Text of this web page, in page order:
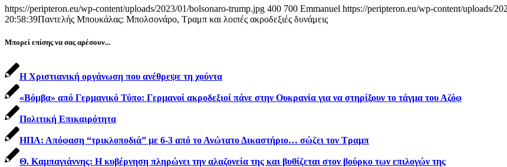
https://peripteron.eu/wp-content/uploads/2023/01/bolsonaro-trump.jpg 400 700 Emmanuel https://peripteron.eu/wp-content/uploads/
20:58:39Παντελής Μπουκάλας: Μπολσονάρο, Τραμπ και λοιπές ακροδεξιές δυνάμεις
Μπορεί επίσης να σας αρέσουν...
Η Χριστιανική οργάνωση που ανέθρεψε τη χούντα
«Βόμβα» από Γερμανικό Τύπο: Γερμανοί ακροδεξιοί πάνε στην Ουκρανία για να στηρίξουν το τάγμα του Αζόφ
Πολιτική Επικαιρότητα
ΗΠΑ: Απόφαση “τρικλοποδιά” με 6-3 από το Ανώτατο Δικαστήριο… σώζει τον Τραμπ
Θ. Καμπαγιάννης: Η κυβέρνηση πληρώνει την αλαζονεία της και βυθίζεται στον βούρκο των επιλογών της